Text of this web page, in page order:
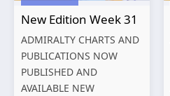
International chart
New Edition Week 31
ADMIRALTY CHARTS AND
PUBLICATIONS NOW
PUBLISHED AND
AVAILABLE NEW